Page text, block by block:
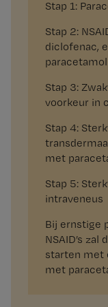
Stap 1:
Stap 2:
diclofenac,
paracetamol
Stap 3:
voorkeur in
Stap 4:
met
Stap 5:
intraveneus
Bij ernstige
NSAID’s
starten met
met